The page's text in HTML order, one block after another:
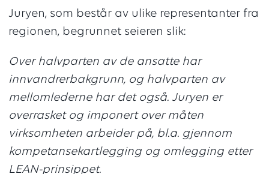
Juryen, som består av ulike representanter fra
regionen, begrunnet seieren slik:
Over halvparten av de ansatte har
innvandrerbakgrunn, og halvparten av
mellomlederne har det også. Juryen er
overrasket og imponert over måten
virksomheten arbeider på, bl.a. gjennom
kompetansekartlegging og omlegging etter
LEAN-prinsippet.